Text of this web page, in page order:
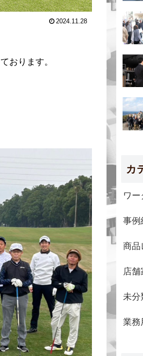
2024.11.28
おります。
カ
ワー
事例
商品
店
未分
業務